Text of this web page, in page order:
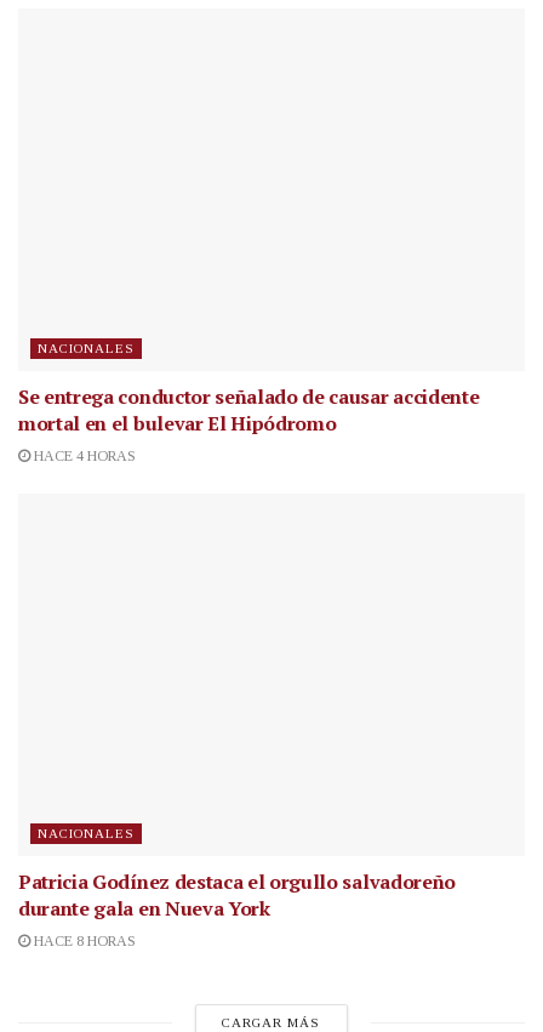
NACIONALES
Se entrega conductor señalado de causar accidente
mortal en el bulevar El Hipódromo
HACE 4 HORAS
NACIONALES
Patricia Godínez destaca el orgullo salvadoreño
durante gala en Nueva York
HACE 8 HORAS
CARGAR MÁS